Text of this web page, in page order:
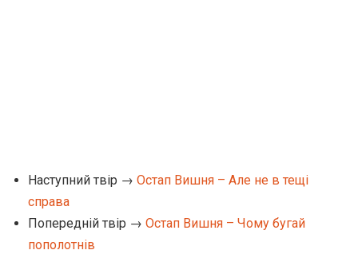
Наступний твір → Остап Вишня – Але не в тещі
справа
Попередній твір → Остап Вишня – Чому бугай
пополотнів